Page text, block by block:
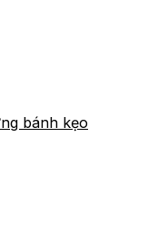
bánh kẹo